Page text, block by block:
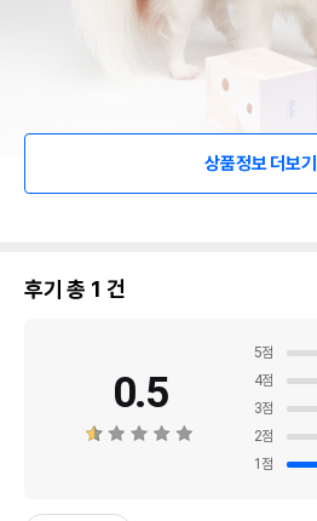
상품정보 더보기
후기 총 1 건
0.5
5점
4점
3점
2점
1 점